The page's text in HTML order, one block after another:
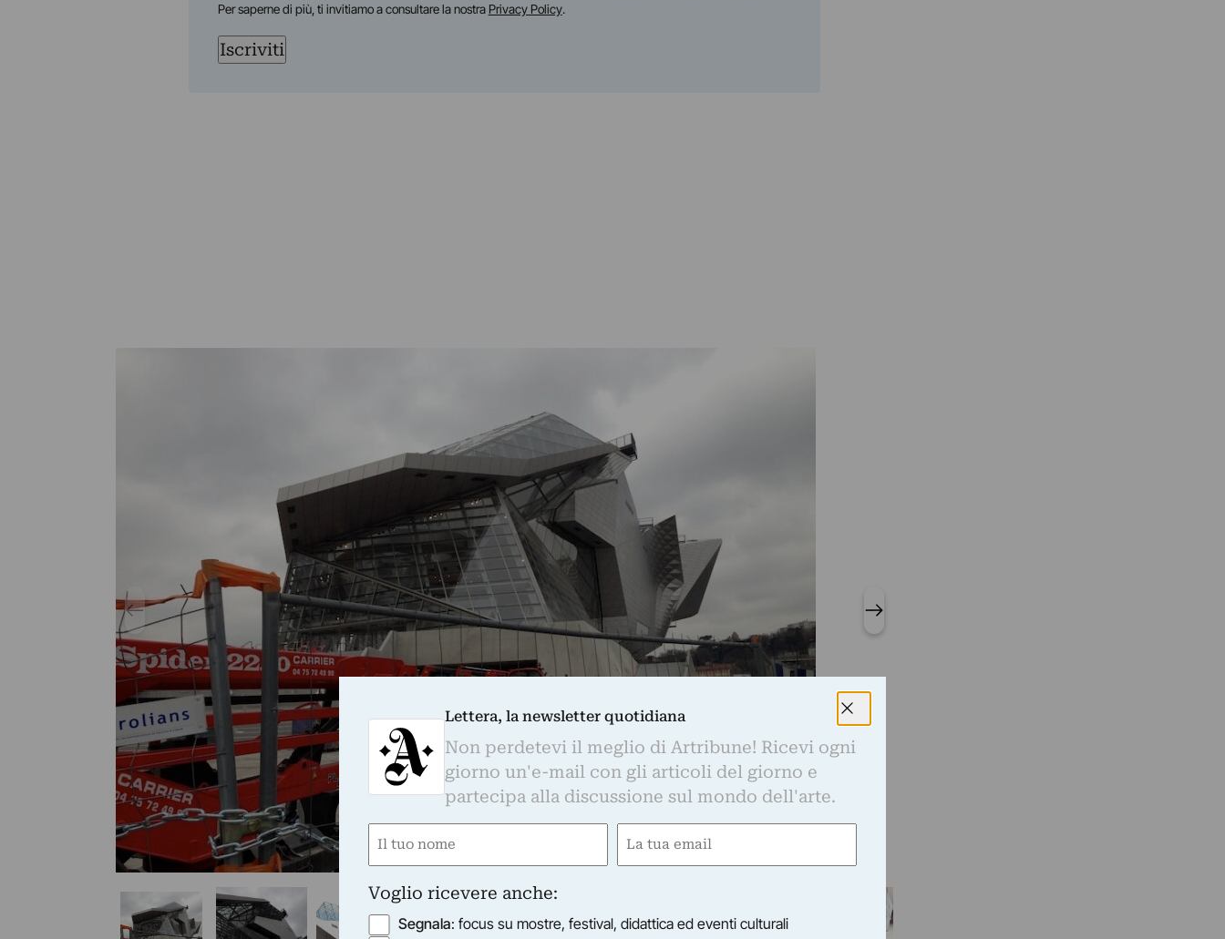
Per saperne di più, ti invitiamo a consultare la nostra Privacy Policy.
Iscriviti
Lettera, la newsletter quotidiana
Non perdetevi il meglio di Artribune! Ricevi ogni
giorno un'e-mail con gli articoli del giorno e
partecipa alla discussione sul mondo dell'arte.
Nome
Email
Voglio ricevere anche:
Segnala: focus su mostre, festival, didattica ed eventi culturali